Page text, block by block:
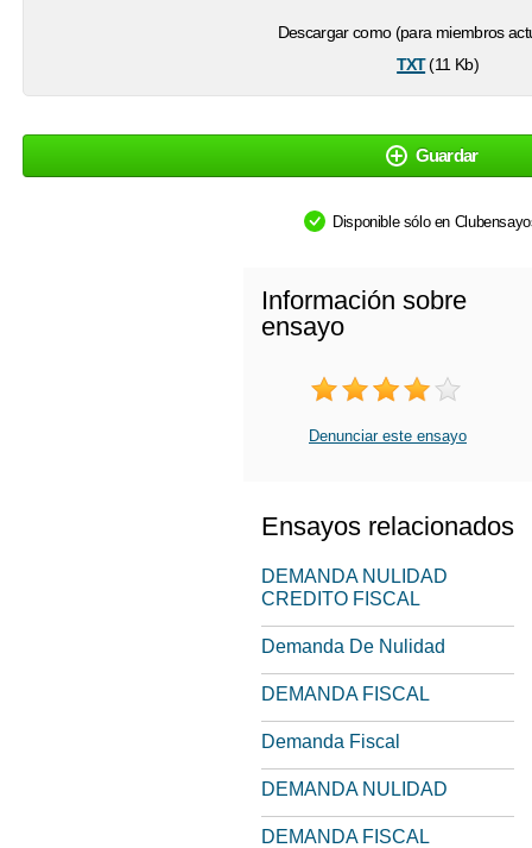
Descargar como (para miembros
txt(11 Kb)
Guardar
Disponible sólo en
Información sobre
ensayo
Denunciar este ensayo
Ensayos relacionados
DEMANDA NULIDAD
CREDITO FISCAL
Demanda De Nulidad
DEMANDA FISCAL
Demanda Fiscal
DEMANDA NULIDAD
DEMANDA FISCAL